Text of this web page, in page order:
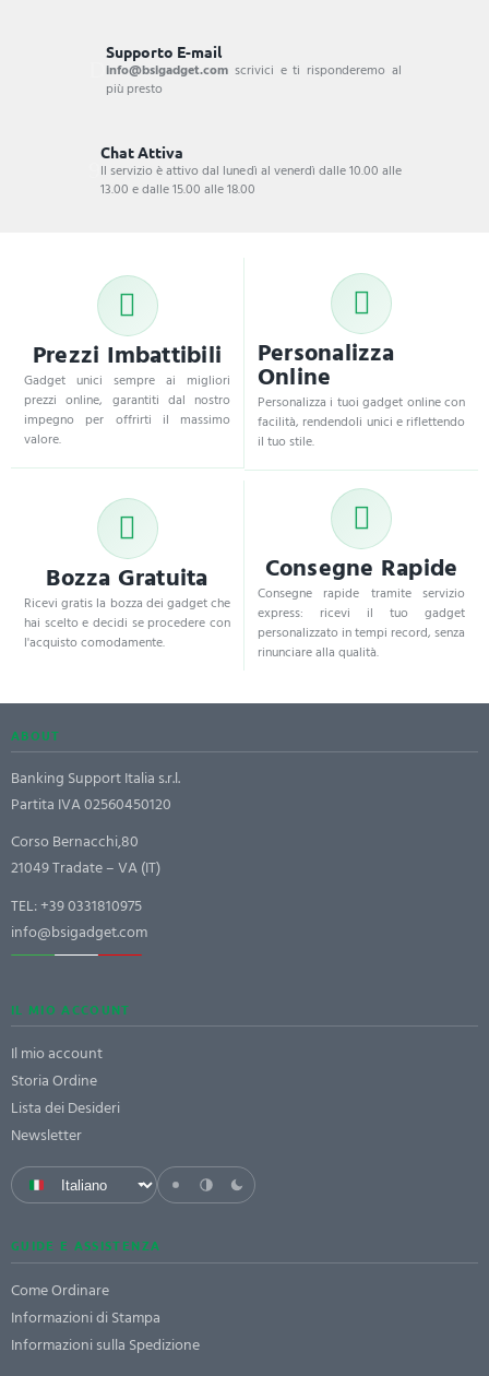
Supporto E-mail
info@bsigadget.com scrivici e ti risponderemo al
più presto
Chat Attiva
Il servizio è attivo dal lunedì al venerdì dalle 10.00 alle
13.00 e dalle 15.00 alle 18.00
Prezzi Imbattibili
Gadget unici sempre ai migliori
prezzi online, garantiti dal nostro
impegno per offrirti il massimo
valore.
Personalizza
Online
Personalizza i tuoi gadget online con
facilità, rendendoli unici e riflettendo
il tuo stile.
Bozza Gratuita
Ricevi gratis la bozza dei gadget che
hai scelto e decidi se procedere con
l'acquisto comodamente.
Consegne Rapide
Consegne rapide tramite servizio
express: ricevi il tuo gadget
personalizzato in tempi record, senza
rinunciare alla qualità.
ABOUT
Banking Support Italia s.r.l.
Partita IVA 02560450120
Corso Bernacchi,80
21049 Tradate – VA (IT)
TEL:+39 0331810975
info@bsigadget.com
IL MIO ACCOUNT
Il mio account
Storia Ordine
Lista dei Desideri
Newsletter
GUIDE E ASSISTENZA
Come Ordinare
Informazioni di Stampa
Informazioni sulla Spedizione